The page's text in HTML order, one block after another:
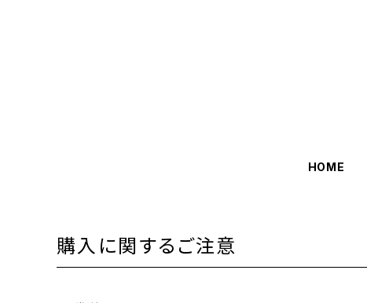
HOME
購入に関するご注意